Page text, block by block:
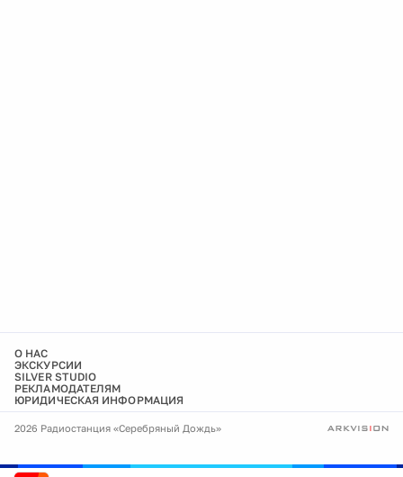
О НАС
ЭКСКУРСИИ
SILVER STUDIO
РЕКЛАМОДАТЕЛЯМ
ЮРИДИЧЕСКАЯ ИНФОРМАЦИЯ
2026 Радиостанция «Серебряный Дождь»